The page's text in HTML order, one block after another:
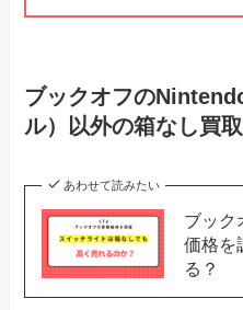
ブックオフの
ル）以外の箱なし買
あわせて読みたい
ブック
価格を
る？